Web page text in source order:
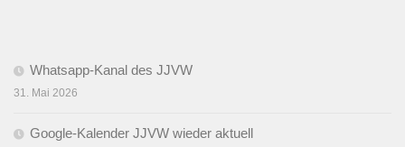
Whatsapp-Kanal des JJVW
31. Mai 2026
Google-Kalender JJVW wieder aktuell